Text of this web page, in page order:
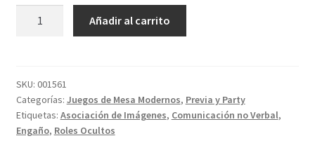
Añadir al carrito
SKU: 001561
Categorías: Juegos de Mesa Modernos, Previa y Party
Etiquetas: Asociación de Imágenes, Comunicación no Verbal,
Engaño, Roles Ocultos